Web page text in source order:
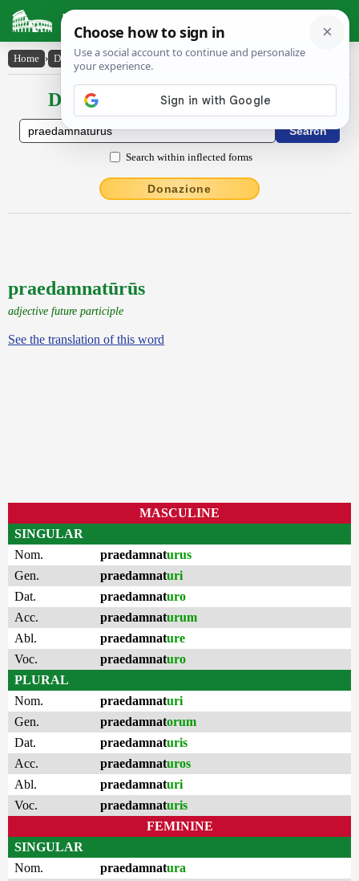
Latin Dictionary
Home › Declensions / Conjugations › praedamnatūrūs
Declensions / Conjugations latin
Search within inflected forms
Donazione
praedamnatūrūs
adjective future participle
See the translation of this word
MASCULINE
SINGULAR
Nom.
praedamnaturus
Gen.
praedamnaturi
Dat.
praedamnaturo
Acc.
praedamnaturum
Abl.
praedamnature
Voc.
praedamnaturo
PLURAL
Nom.
praedamnaturi
Gen.
praedamnatorum
Dat.
praedamnaturis
Acc.
praedamnaturos
Abl.
praedamnaturi
Voc.
praedamnaturis
FEMININE
SINGULAR
Nom.
praedamnatura